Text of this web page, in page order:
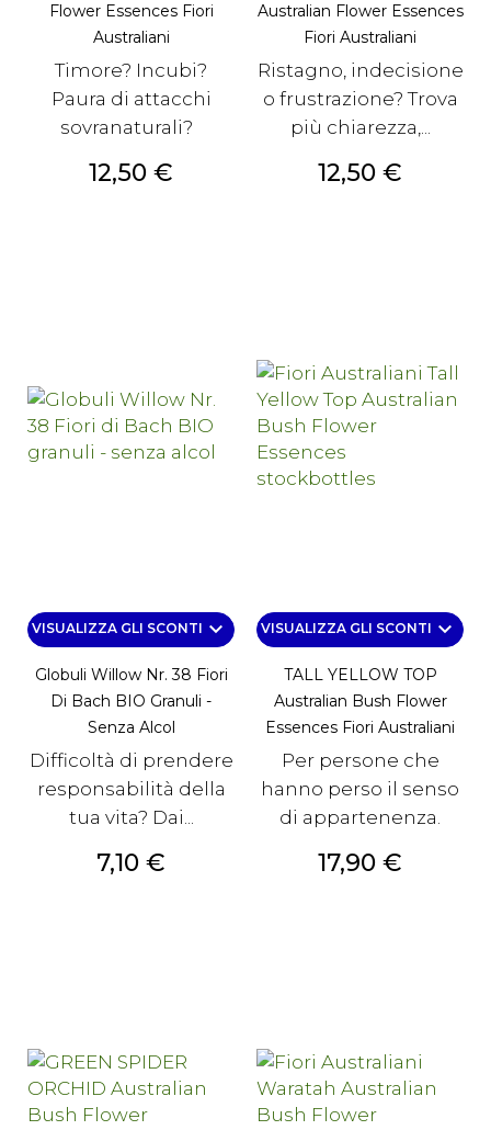
Flower Essences Fiori
Australiani
Timore? Incubi?
Paura di attacchi
sovranaturali?
Prezzo
12,50 €
Australian Flower Essences
Fiori Australiani
Ristagno, indecisione
o frustrazione? Trova
più chiarezza,...
Prezzo
12,50 €
VISUALIZZA GLI SCONTI keyboard_arrow_down
Globuli Willow Nr. 38 Fiori
Di Bach BIO Granuli -
Senza Alcol
Difficoltà di prendere
responsabilità della
tua vita? Dai...
Prezzo
7,10 €
VISUALIZZA GLI SCONTI keyboard_arrow_down
TALL YELLOW TOP
Australian Bush Flower
Essences Fiori Australiani
Per persone che
hanno perso il senso
di appartenenza.
Prezzo
17,90 €